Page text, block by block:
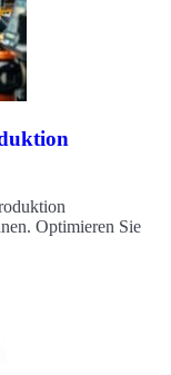
Optimieren Sie